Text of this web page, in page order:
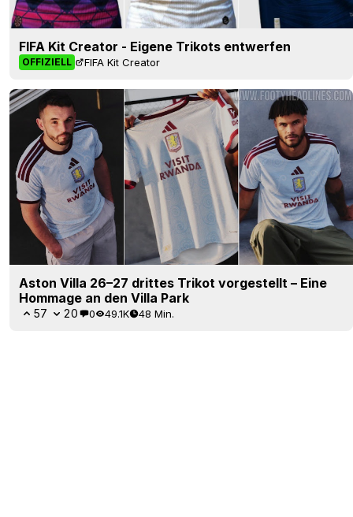
FIFA Kit Creator - Eigene Trikots entwerfen
OFFIZIELL FIFA Kit Creator
Aston Villa 26–27 drittes Trikot vorgestellt – Eine
Hommage an den Villa Park
57 20 0 49.1K 48 Min.